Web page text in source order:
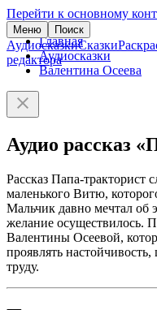
Перейти к основному
Меню Поиск
АудиосказкиСказки
редактора
Главная
Аудиосказки
Валентина Осеева
Аудио рассказ
Рассказ Папа-тракторист
маленького Витю,
Мальчик давно мечтал об
желание осуществилось.
Валентины Осеевой,
проявлять
труду.